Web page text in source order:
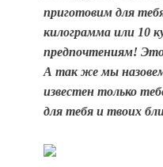
приготовим для
килограмма или 10
предпочтениям!
А так же мы
известен только
для тебя и твоих